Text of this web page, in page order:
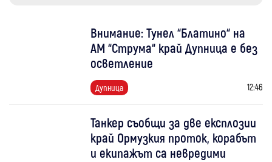
Внимание: Тунел “Блатино“ на
АМ “Струма“ край Дупница е без
осветление
Дупница 12:46
Танкер съобщи за две експлозии
край Ормузкия проток, корабът
и екипажът са невредими